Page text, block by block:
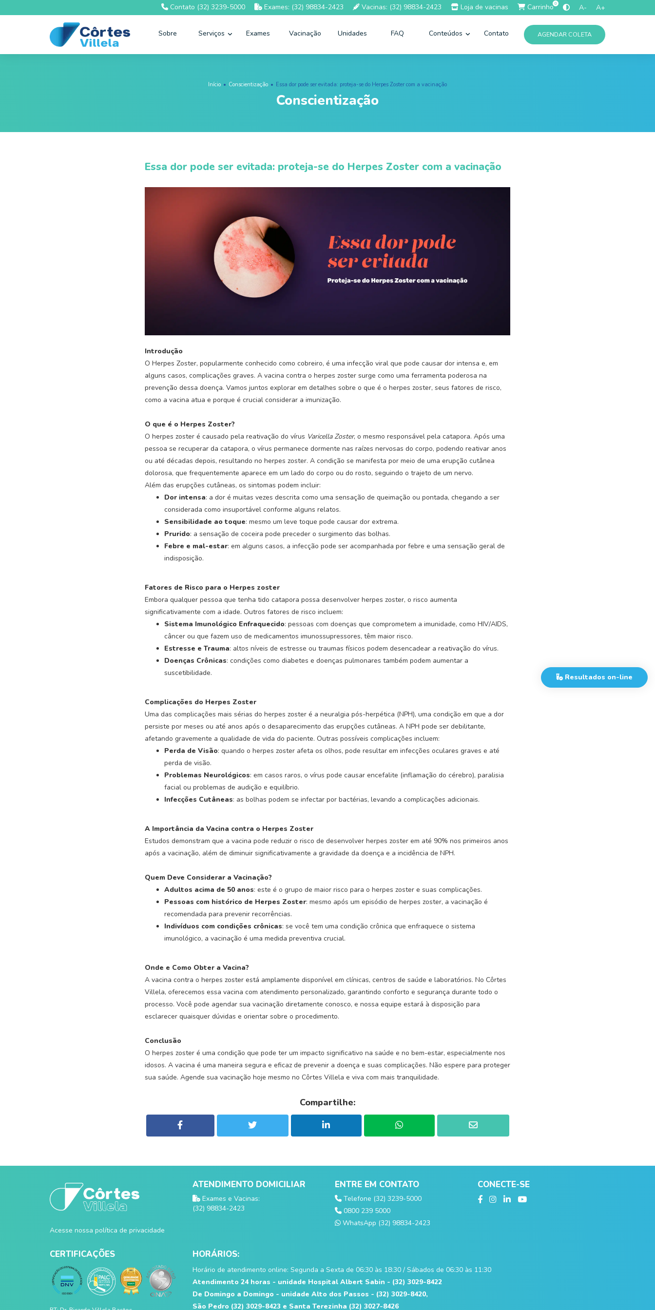
Contato (32) 3239-5000 Exames: (32) 98834-2423 Vacinas: (32) 98834-2423 Loja de vacinas Carrinho0 A- A+
Sobre Serviços Exames Vacinação Unidades FAQ Conteúdos Contato AGENDAR COLETA
Início Conscientização Essa dor pode ser evitada: proteja-se do Herpes Zoster com a vacinação
Conscientização
Essa dor pode ser evitada: proteja-se do Herpes Zoster com a vacinação
Introdução
O Herpes Zoster, popularmente conhecido como cobreiro, é uma infecção viral que pode causar dor intensa e, em
alguns casos, complicações graves. A vacina contra o herpes zoster surge como uma ferramenta poderosa na
prevenção dessa doença. Vamos juntos explorar em detalhes sobre o que é o herpes zoster, seus fatores de risco,
como a vacina atua e porque é crucial considerar a imunização.
O que é o Herpes Zoster?
O herpes zoster é causado pela reativação do vírus Varicella Zoster, o mesmo responsável pela catapora. Após uma
pessoa se recuperar da catapora, o vírus permanece dormente nas raízes nervosas do corpo, podendo reativar anos
ou até décadas depois, resultando no herpes zoster. A condição se manifesta por meio de uma erupção cutânea
dolorosa, que frequentemente aparece em um lado do corpo ou do rosto, seguindo o trajeto de um nervo.
Além das erupções cutâneas, os sintomas podem incluir:
Dor intensa: a dor é muitas vezes descrita como uma sensação de queimação ou pontada, chegando a ser
considerada como insuportável conforme alguns relatos.
Sensibilidade ao toque: mesmo um leve toque pode causar dor extrema.
Prurido: a sensação de coceira pode preceder o surgimento das bolhas.
Febre e mal-estar: em alguns casos, a infecção pode ser acompanhada por febre e uma sensação geral de
indisposição.
Fatores de Risco para o Herpes zoster
Embora qualquer pessoa que tenha tido catapora possa desenvolver herpes zoster, o risco aumenta
significativamente com a idade. Outros fatores de risco incluem:
Sistema Imunológico Enfraquecido: pessoas com doenças que comprometem a imunidade, como HIV/AIDS,
câncer ou que fazem uso de medicamentos imunossupressores, têm maior risco.
Estresse e Trauma: altos níveis de estresse ou traumas físicos podem desencadear a reativação do vírus.
Doenças Crônicas: condições como diabetes e doenças pulmonares também podem aumentar a
suscetibilidade.
Complicações do Herpes Zoster
Uma das complicações mais sérias do herpes zoster é a neuralgia pós-herpética (NPH), uma condição em que a dor
persiste por meses ou até anos após o desaparecimento das erupções cutâneas. A NPH pode ser debilitante,
afetando gravemente a qualidade de vida do paciente. Outras possíveis complicações incluem:
Perda de Visão: quando o herpes zoster afeta os olhos, pode resultar em infecções oculares graves e até
perda de visão.
Problemas Neurológicos: em casos raros, o vírus pode causar encefalite (inflamação do cérebro), paralisia
facial ou problemas de audição e equilíbrio.
Infecções Cutâneas: as bolhas podem se infectar por bactérias, levando a complicações adicionais.
A Importância da Vacina contra o Herpes Zoster
Estudos demonstram que a vacina pode reduzir o risco de desenvolver herpes zoster em até 90% nos primeiros anos
após a vacinação, além de diminuir significativamente a gravidade da doença e a incidência de NPH.
Quem Deve Considerar a Vacinação?
Adultos acima de 50 anos: este é o grupo de maior risco para o herpes zoster e suas complicações.
Pessoas com histórico de Herpes Zoster: mesmo após um episódio de herpes zoster, a vacinação é
recomendada para prevenir recorrências.
Indivíduos com condições crônicas: se você tem uma condição crônica que enfraquece o sistema
imunológico, a vacinação é uma medida preventiva crucial.
Onde e Como Obter a Vacina?
A vacina contra o herpes zoster está amplamente disponível em clínicas, centros de saúde e laboratórios. No Côrtes
Villela, oferecemos essa vacina com atendimento personalizado, garantindo conforto e segurança durante todo o
processo. Você pode agendar sua vacinação diretamente conosco, e nossa equipe estará à disposição para
esclarecer quaisquer dúvidas e orientar sobre o procedimento.
Conclusão
O herpes zoster é uma condição que pode ter um impacto significativo na saúde e no bem-estar, especialmente nos
idosos. A vacina é uma maneira segura e eficaz de prevenir a doença e suas complicações. Não espere para proteger
sua saúde. Agende sua vacinação hoje mesmo no Côrtes Villela e viva com mais tranquilidade.
Compartilhe:
Acesse nossa política de privacidade
ATENDIMENTO DOMICILIAR
Exames e Vacinas:
(32) 98834-2423
ENTRE EM CONTATO
Telefone (32) 3239-5000
0800 239 5000
WhatsApp (32) 98834-2423
CONECTE-SE
CERTIFICAÇÕES HORÁRIOS:
Horário de atendimento online: Segunda a Sexta de 06:30 às 18:30 / Sábados de 06:30 às 11:30
Atendimento 24 horas - unidade Hospital Albert Sabin - (32) 3029-8422
De Domingo a Domingo - unidade Alto dos Passos - (32) 3029-8420,
São Pedro (32) 3029-8423 e Santa Terezinha (32) 3027-8426
Resultados on-line